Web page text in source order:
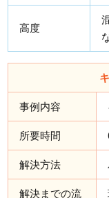
高度
事例内容
所要時間
解決方法
解決までの流